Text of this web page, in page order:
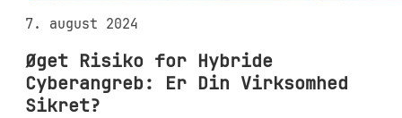
7. august 2024
Øget Risiko for Hybride
Cyberangreb: Er Din Virksomhed
Sikret?